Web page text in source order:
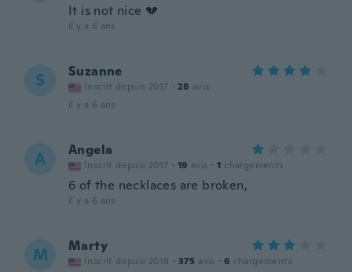
It is not nice 💔
il y a 6 ans
S Suzanne
Inscrit depuis 2017 · 28 avis
il y a 6 ans
A Angela
Inscrit depuis 2017 · 19 avis · 1 chargements
6 of the necklaces are broken,
il y a 6 ans
M Marty
Inscrit depuis 2018 · 375 avis · 6 chargements